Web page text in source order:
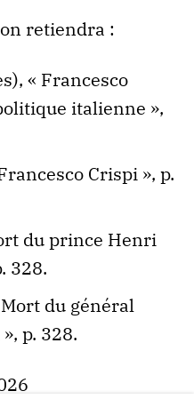
retiendra :
« Francesco
italienne »,
Crispi », p.
du prince Henri
328.
du général
p. 328.